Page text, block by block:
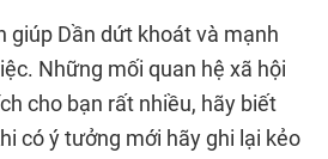
giúp Dần dứt khoát và mạnh
Những mối quan hệ xã hội
cho bạn rất nhiều, hãy biết
có ý tưởng mới hãy ghi lại kẻo